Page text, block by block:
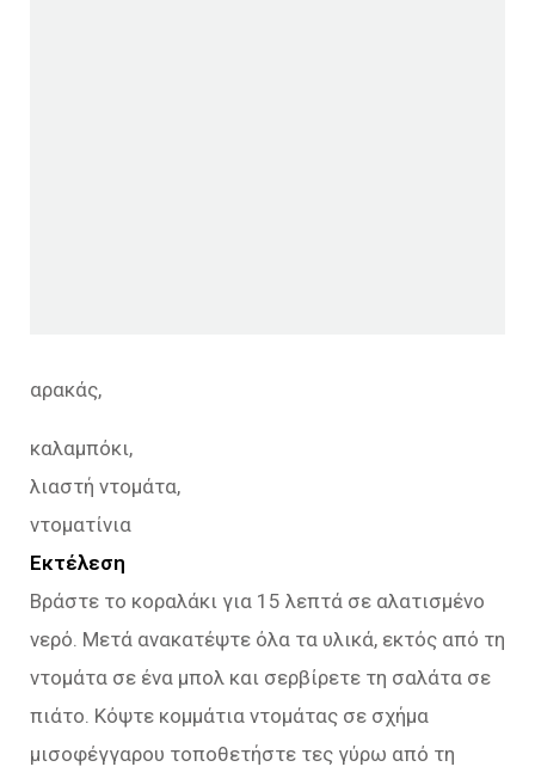
αρακάς,
καλαμπόκι,
λιαστή ντομάτα,
ντοματίνια
Εκτέλεση
Βράστε το κοραλάκι για 15 λεπτά σε αλατισμένο
νερό. Μετά ανακατέψτε όλα τα υλικά, εκτός από τη
ντομάτα σε ένα μπολ και σερβίρετε τη σαλάτα σε
πιάτο. Κόψτε κομμάτια ντομάτας σε σχήμα
μισοφέγγαρου τοποθετήστε τες γύρω από τη